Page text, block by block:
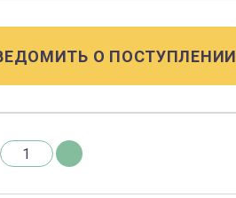
О ПОСТУПЛЕНИИ